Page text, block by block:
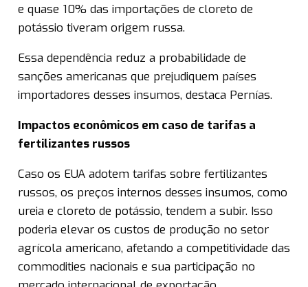
e quase 10% das importações de cloreto de
potássio tiveram origem russa.
Essa dependência reduz a probabilidade de
sanções americanas que prejudiquem países
importadores desses insumos, destaca Pernías.
Impactos econômicos em caso de tarifas a
fertilizantes russos
Caso os EUA adotem tarifas sobre fertilizantes
russos, os preços internos desses insumos, como
ureia e cloreto de potássio, tendem a subir. Isso
poderia elevar os custos de produção no setor
agrícola americano, afetando a competitividade das
commodities nacionais e sua participação no